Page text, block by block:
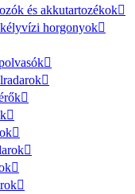
és akkutartozékok
horgonyok